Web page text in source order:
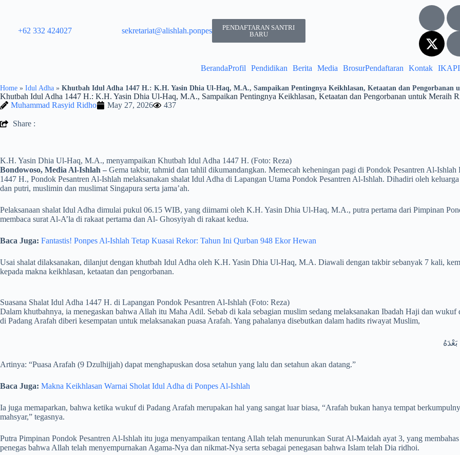
+62 332 424027​ sekretariat@alishlah.ponpes.id​
PENDAFTARAN SANTRI
BARU
BerandaProfil Pendidikan Berita Media BrosurPendaftaran Kontak IKAPI
Home » Idul Adha » Khutbah Idul Adha 1447 H.: K.H. Yasin Dhia Ul-Haq, M.A., Sampaikan Pentingnya Keikhlasan, Ketaatan dan Pengorbanan
Khutbah Idul Adha 1447 H.: K.H. Yasin Dhia Ul-Haq, M.A., Sampaikan Pentingnya Keikhlasan, Ketaatan dan Pengorbanan untuk Meraih
Muhammad Rasyid Ridho
May 27, 2026 437
Share :
K.H. Yasin Dhia Ul-Haq, M.A., menyampaikan Khutbah Idul Adha 1447 H. (Foto: Reza)
Bondowoso, Media Al-Ishlah – Gema takbir, tahmid dan tahlil dikumandangkan. Memecah keheningan pagi di Pondok Pesantren Al-
1447 H., Pondok Pesantren Al-Ishlah melaksanakan shalat Idul Adha di Lapangan Utama Pondok Pesantren Al-Ishlah. Dihadiri oleh
dan putri, muslimin dan muslimat Singapura serta jama’ah.
Pelaksanaan shalat Idul Adha dimulai pukul 06.15 WIB, yang diimami oleh K.H. Yasin Dhia Ul-Haq, M.A., putra pertama dari Pimpinan
membaca surat Al-A’la di rakaat pertama dan Al- Ghosyiyah di rakaat kedua.
Baca Juga: Fantastis! Ponpes Al-Ishlah Tetap Kuasai Rekor: Tahun Ini Qurban 948 Ekor Hewan
Usai shalat dilaksanakan, dilanjut dengan khutbah Idul Adha oleh K.H. Yasin Dhia Ul-Haq, M.A. Diawali dengan takbir sebanyak 7 kali,
kepada makna keikhlasan, ketaatan dan pengorbanan.
Suasana Shalat Idul Adha 1447 H. di Lapangan Pondok Pesantren Al-Ishlah (Foto: Reza)
Dalam khutbahnya, ia menegaskan bahwa Allah itu Maha Adil. Sebab di kala sebagian muslim sedang melaksanakan Ibadah Haji dan
di Padang Arafah diberi kesempatan untuk melaksanakan puasa Arafah. Yang pahalanya disebutkan dalam hadits riwayat Muslim,
Artinya: “Puasa Arafah (9 Dzulhijjah) dapat menghapuskan dosa setahun yang lalu dan setahun akan datang.”
Baca Juga: Makna Keikhlasan Warnai Sholat Idul Adha di Ponpes Al-Ishlah
Ia juga memaparkan, bahwa ketika wukuf di Padang Arafah merupakan hal yang sangat luar biasa, “Arafah bukan hanya tempat
mahsyar,” tegasnya.
Putra Pimpinan Pondok Pesantren Al-Ishlah itu juga menyampaikan tentang Allah telah menurunkan Surat Al-Maidah ayat 3, yang
penegas bahwa Allah telah menyempurnakan Agama-Nya dan nikmat-Nya serta sebagai penegasan bahwa Islam telah Dia ridhoi.